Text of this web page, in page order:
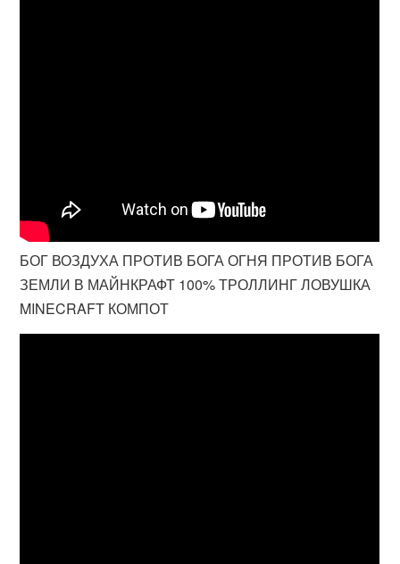
БОГ ВОЗДУХА ПРОТИВ БОГА ОГНЯ ПРОТИВ БОГА
ЗЕМЛИ В МАЙНКРАФТ 100% ТРОЛЛИНГ ЛОВУШКА
MINECRAFT КОМПОТ